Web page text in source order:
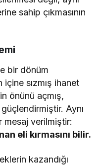
sahip çıkmasının
bir dönüm
içine sızmış ihanet
önünü açmış,
Aynı
mesaj verilmiştir:
eli kırmasını bilir.
kazandığı